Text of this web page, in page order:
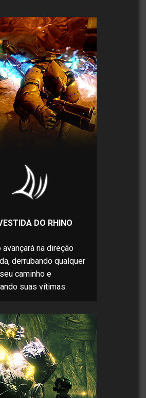
DO RHINO
avançará na direção
derrubando qualquer
caminho e
suas vítimas.